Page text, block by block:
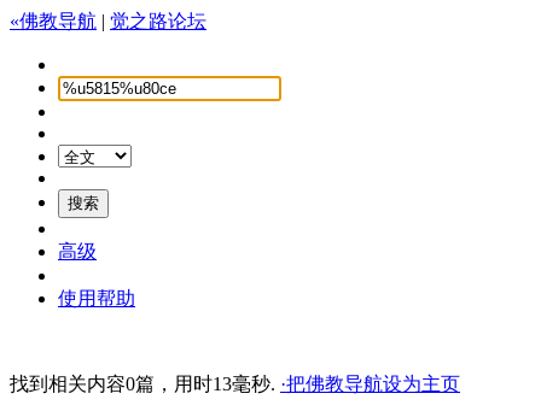
«佛教导航 | 觉之路论坛
高级
使用帮助
找到相关内容0篇，用时13毫秒. ·把佛教导航设为主页